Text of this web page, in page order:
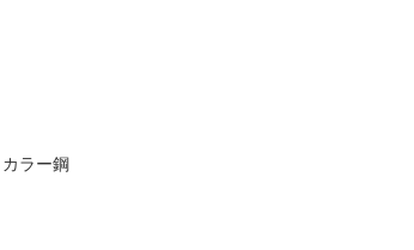
ラー鋼